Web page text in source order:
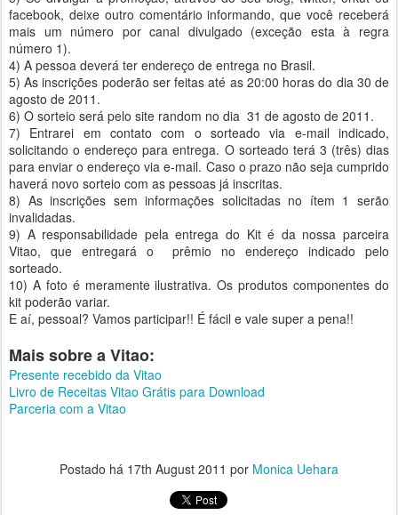
facebook, deixe outro comentário informando, que você receberá
mais um número por canal divulgado (exceção esta à regra
número 1).
4) A pessoa deverá ter endereço de entrega no Brasil.
5) As inscrições poderão ser feitas até as 20:00 horas do dia 30 de
agosto de 2011.
6) O sorteio será pelo site random no dia 31 de agosto de 2011.
7) Entrarei em contato com o sorteado via e-mail indicado,
solicitando o endereço para entrega. O sorteado terá 3 (três) dias
para enviar o endereço via e-mail. Caso o prazo não seja cumprido
haverá novo sorteio com as pessoas já inscritas.
8) As inscrições sem informações solicitadas no ítem 1 serão
invalidadas.
9) A responsabilidade pela entrega do Kit é da nossa parceira
Vitao, que entregará o prêmio no endereço indicado pelo
sorteado.
10) A foto é meramente ilustrativa. Os produtos componentes do
kit poderão variar.
E aí, pessoal? Vamos participar!! É fácil e vale super a pena!!
Mais sobre a Vitao:
Presente recebido da Vitao
Livro de Receitas Vitao Grátis para Download
Parceria com a Vitao
Postado há 17th August 2011 por Monica Uehara